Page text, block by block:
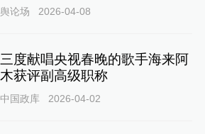
舆论场 2026-04-08
三度献唱央视春晚的歌手海来阿
木获评副高级职称
中国政库 2026-04-02